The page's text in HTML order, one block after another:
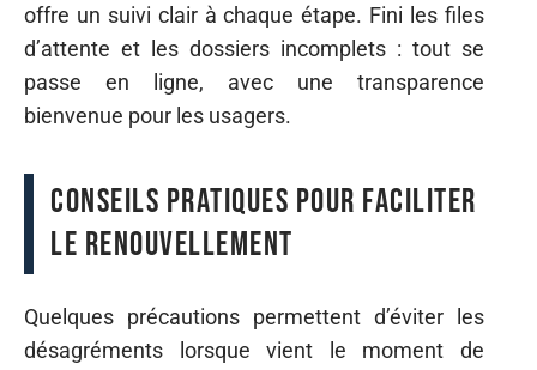
offre un suivi clair à chaque étape. Fini les files
d’attente et les dossiers incomplets : tout se
passe en ligne, avec une transparence
bienvenue pour les usagers.
Conseils pratiques pour faciliter
le renouvellement
Quelques précautions permettent d’éviter les
désagréments lorsque vient le moment de